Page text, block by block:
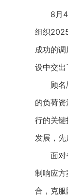
8月4日
组织
成功的
设中交出
顾名思
的负荷
行的关
发展，先
面对省
制响应
合，克服